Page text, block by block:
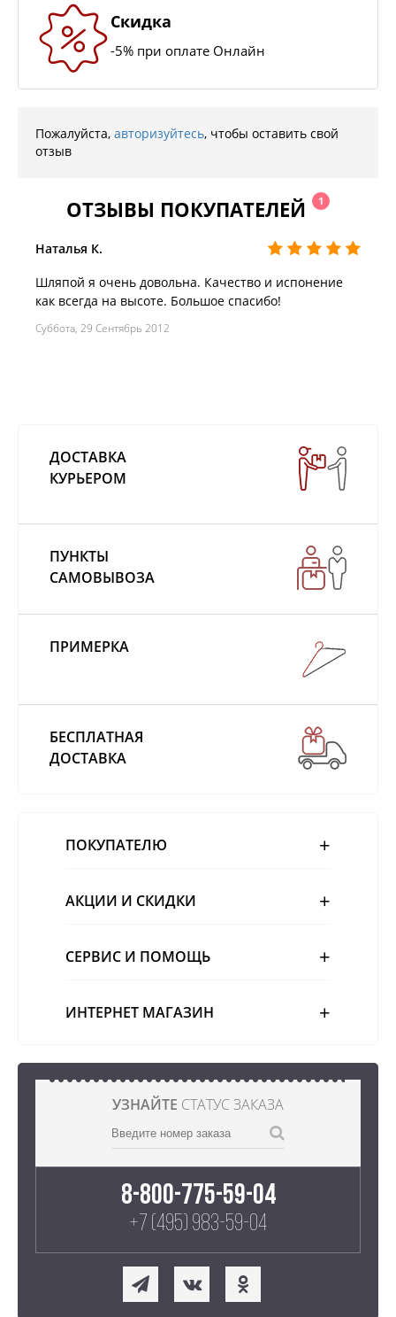
Скидка
-5% при оплате Онлайн
Пожалуйста, авторизуйтесь, чтобы оставить свой
отзыв
ОТЗЫВЫ ПОКУПАТЕЛЕЙ 1
Наталья К.
Шляпой я очень довольна. Качество и испонение
как всегда на высоте. Большое спасибо!
Суббота, 29 Сентябрь 2012
ДОСТАВКА
КУРЬЕРОМ
ПУНКТЫ
САМОВЫВОЗА
ПРИМЕРКА
БЕСПЛАТНАЯ
ДОСТАВКА
ПОКУПАТЕЛЮ
АКЦИИ И СКИДКИ
СЕРВИС И ПОМОЩЬ
ИНТЕРНЕТ МАГАЗИН
УЗНАЙТЕ СТАТУС ЗАКАЗА
8-800-775-59-04
+7 (495) 983-59-04